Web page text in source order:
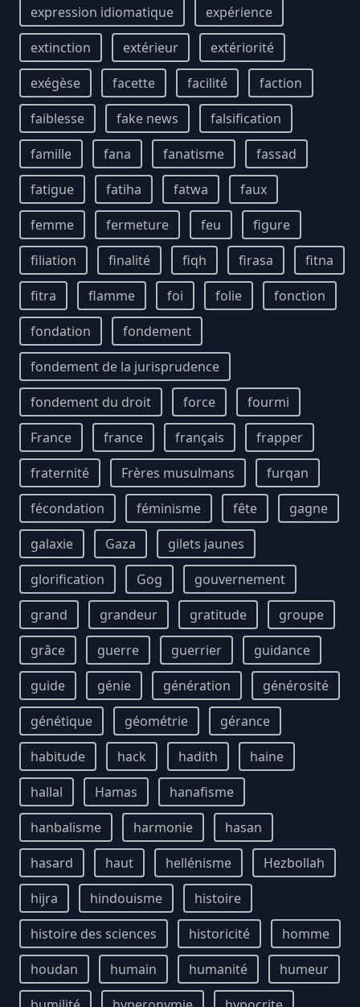
expression idiomatique
expérience
extinction
extérieur
extériorité
exégèse
facette facilité
faction
faiblesse
fake news
falsification
famille
fana fanatisme
fassad
fatigue
fatiha fatwa
faux
femme
fermeture feu
figure
filiation
finalité fiqh firasa
fitna
fitra
flamme foi folie
fonction
fondation
fondement
fondement de la jurisprudence
fondement du droit
force
fourmi
France
france français
frapper
fraternité
Frères musulmans
furqan
fécondation
féminisme fête
gagne
galaxie
Gaza
gilets jaunes
glorification
Gog
gouvernement
grand
grandeur gratitude
groupe
grâce
guerre guerrier
guidance
guide
génie génération
générosité
génétique
géométrie
gérance
habitude
hack hadith
haine
hallal
Hamas
hanafisme
hanbalisme
harmonie
hasan
hasard
haut hellénisme
Hezbollah
hijra
hindouisme
histoire
histoire des sciences
historicité
homme
houdan
humain humanité
humeur